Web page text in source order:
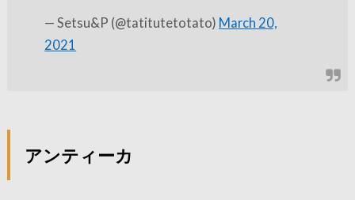
— Setsu&P (@tatitutetotato) March 20,
2021
アンティーカ